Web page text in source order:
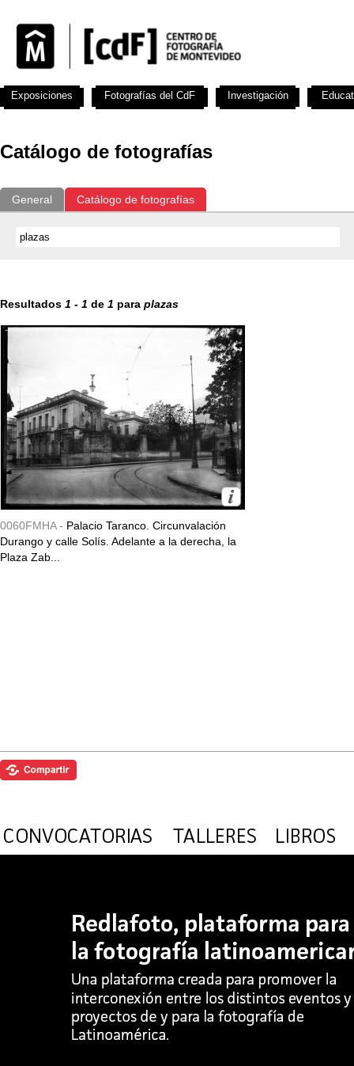
Catálogo de fotografías
General Catálogo de fotografías
Resultados 1 - 1 de 1 para plazas
0060FMHA - Palacio Taranco. Circunvalación
Durango y calle Solís. Adelante a la derecha, la
Plaza Zab...
Exposiciones Fotografías del CdF Investigación